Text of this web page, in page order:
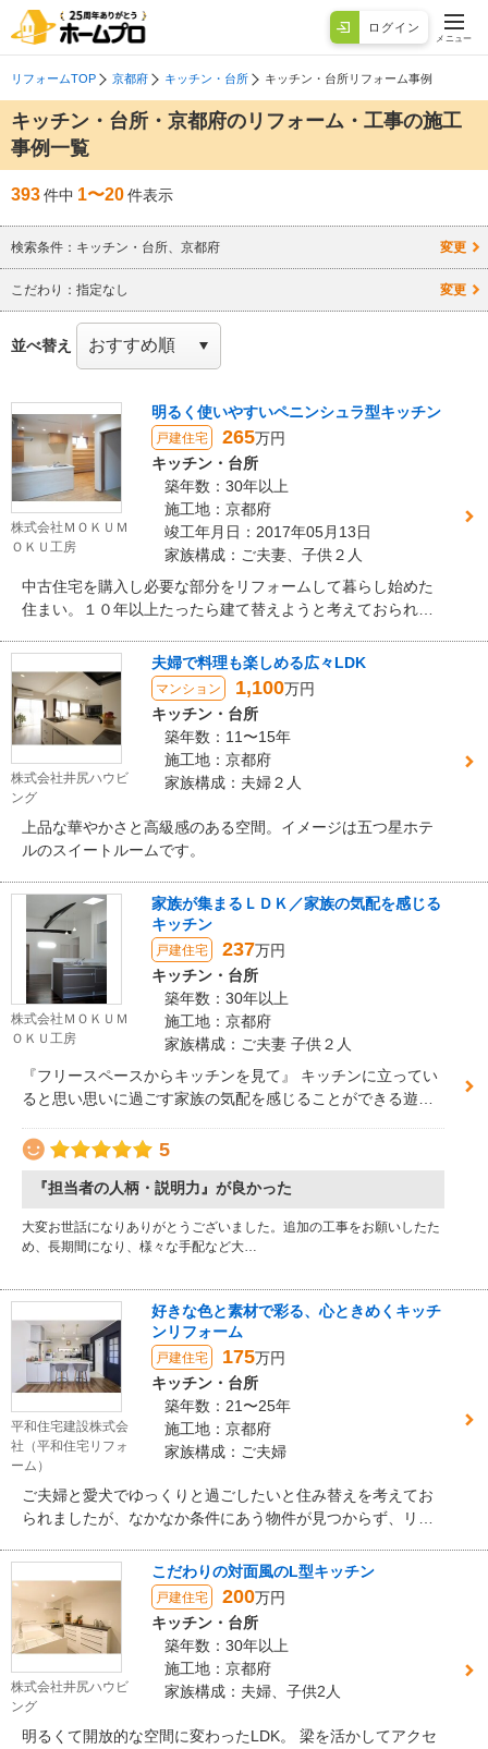
ログイン
メニュー
リフォームTOP 京都府 キッチン・台所 キッチン・台所リフォーム事例
キッチン・台所・京都府のリフォーム・工事の施工
事例一覧
393件中 1〜20件表示
検索条件： キッチン・台所、京都府 変更
こだわり： 指定なし 変更
並べ替え
株式会社ＭＯＫＵＭ
ＯＫＵ工房
明るく使いやすいペニンシュラ型キッチン
戸建住宅 265万円
キッチン・台所
築年数：30年以上
施工地：京都府
竣工年月日：2017年05月13日
家族構成：ご夫妻、子供２人
中古住宅を購入し必要な部分をリフォームして暮らし始めた
住まい。１０年以上たったら建て替えようと考えておられま
くりご検討された結果、１階をスケルトンリフォームするこ
とになりました。 家族みんなで付箋に意見を書くことから始
まったリフォーム。話しているうちにどんどん話が広がり、
今回はとことん納得のできる住まいにしたいと思われたそう
です。 家族のくつろぎの場であるＬＤＫは、床に無垢のナラ
材、壁は珪藻土壁と、自然材を用いた気持ちの良い空間に。
ペニンシュラ型のキッチンも明るく使いやすい！とご満足い
株式会社井尻ハウビ
ング
夫婦で料理も楽しめる広々LDK
マンション 1,100万円
キッチン・台所
築年数：11〜15年
施工地：京都府
家族構成：夫婦２人
上品な華やかさと高級感のある空間。イメージは五つ星ホテ
ルのスイートルームです。
株式会社ＭＯＫＵＭ
ＯＫＵ工房
家族が集まるＬＤＫ／家族の気配を感じる
キッチン
戸建住宅 237万円
キッチン・台所
築年数：30年以上
施工地：京都府
家族構成：ご夫妻 子供２人
『フリースペースからキッチンを見て』 キッチンに立ってい
ると思い思いに過ごす家族の気配を感じることができる遊び
5
『担当者の人柄・説明力』が良かった
大変お世話になりありがとうございました。追加の工事をお願いしたた
め、長期間になり、様々な手配など大…
平和住宅建設株式会
社（平和住宅リフォ
ーム）
好きな色と素材で彩る、心ときめくキッチ
ンリフォーム
戸建住宅 175万円
キッチン・台所
築年数：21〜25年
施工地：京都府
家族構成：ご夫婦
ご夫婦と愛犬でゆっくりと過ごしたいと住み替えを考えてお
られましたが、なかなか条件にあう物件が見つからず、リフ
えずに開放的で”好き”が詰まった住まいに生まれ変わりまし
た。
株式会社井尻ハウビ
ング
こだわりの対面風のL型キッチン
戸建住宅 200万円
キッチン・台所
築年数：30年以上
施工地：京都府
家族構成：夫婦、子供2人
明るくて開放的な空間に変わったLDK。 梁を活かしてアクセ